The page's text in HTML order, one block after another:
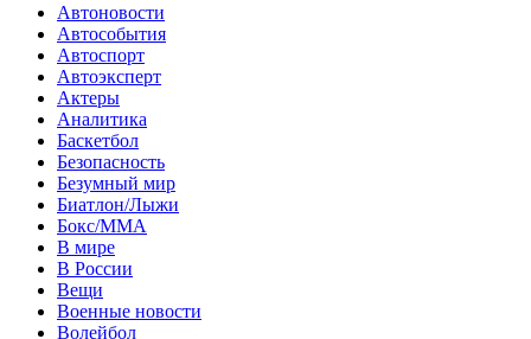
Автоновости
Автособытия
Автоспорт
Автоэксперт
Актеры
Аналитика
Баскетбол
Безопасность
Безумный мир
Биатлон/Лыжи
Бокс/MMA
В мире
В России
Вещи
Военные новости
Волейбол